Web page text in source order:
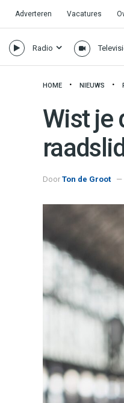
Adverteren Vacatures
Radio
HOME NIEUWS
Wist je
Door Ton de Groot